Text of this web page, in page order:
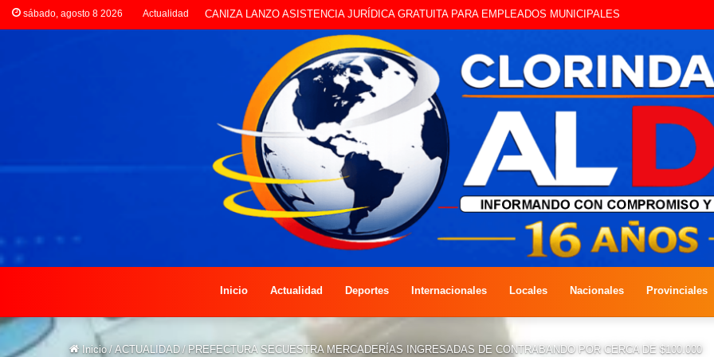
sábado, agosto 8 2026 Actualidad CANIZA LANZO ASISTENCIA JURÍDICA GRATUITA PARA EMPLEADOS MUNICIPALES
Inicio Actualidad Deportes Internacionales Locales Nacionales Provinciales
Inicio / ACTUALIDAD / PREFECTURA SECUESTRA MERCADERÍAS INGRESADAS DE CONTRABANDO POR CERCA DE $100.000